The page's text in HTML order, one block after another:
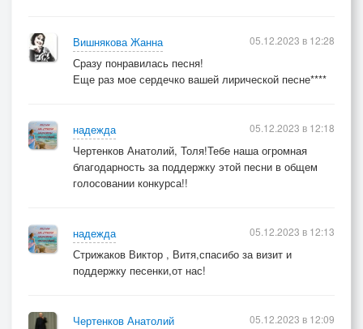
Вишнякова Жанна
Сразу понравилась песня!
Еще раз мое сердечко вашей лирической песне****
05.12.2023 в 12:28
надежда
Чертенков Анатолий, Толя!Тебе наша огромная
благодарность за поддержку этой песни в общем
голосовании конкурса!!
05.12.2023 в 12:18
надежда
Стрижаков Виктор , Витя,спасибо за визит и
поддержку песенки,от нас!
05.12.2023 в 12:13
Чертенков Анатолий
05.12.2023 в 12:09